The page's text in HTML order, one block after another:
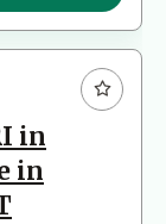
in
in